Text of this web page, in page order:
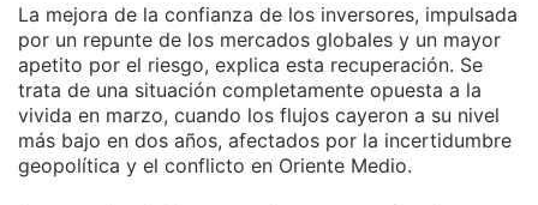
La mejora de la confianza de los inversores, impulsada
por un repunte de los mercados globales y un mayor
apetito por el riesgo, explica esta recuperación. Se
trata de una situación completamente opuesta a la
vivida en marzo, cuando los flujos cayeron a su nivel
más bajo en dos años, afectados por la incertidumbre
geopolítica y el conflicto en Oriente Medio.